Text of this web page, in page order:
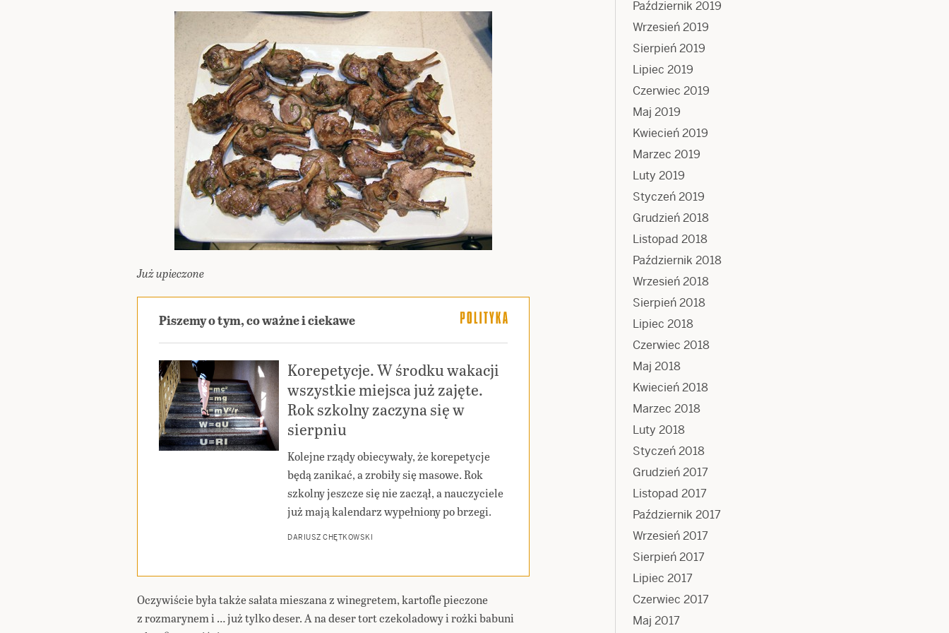
Już upieczone
Piszemy o tym, co ważne i ciekawe
Korepetycje. W środku wakacji
wszystkie miejsca już zajęte.
Rok szkolny zaczyna się w
sierpniu
Kolejne rządy obiecywały, że korepetycje
będą zanikać, a zrobiły się masowe. Rok
szkolny jeszcze się nie zaczął, a nauczyciele
już mają kalendarz wypełniony po brzegi.
DARIUSZ CHĘTKOWSKI
Oczywiście była także sałata mieszana z winegretem, kartofle pieczone
z rozmarynem i … już tylko deser. A na deser tort czekoladowy i rożki babuni
Październik 2019
Wrzesień 2019
Sierpień 2019
Lipiec 2019
Czerwiec 2019
Maj 2019
Kwiecień 2019
Marzec 2019
Luty 2019
Styczeń 2019
Grudzień 2018
Listopad 2018
Październik 2018
Wrzesień 2018
Sierpień 2018
Lipiec 2018
Czerwiec 2018
Maj 2018
Kwiecień 2018
Marzec 2018
Luty 2018
Styczeń 2018
Grudzień 2017
Listopad 2017
Październik 2017
Wrzesień 2017
Sierpień 2017
Lipiec 2017
Czerwiec 2017
Maj 2017